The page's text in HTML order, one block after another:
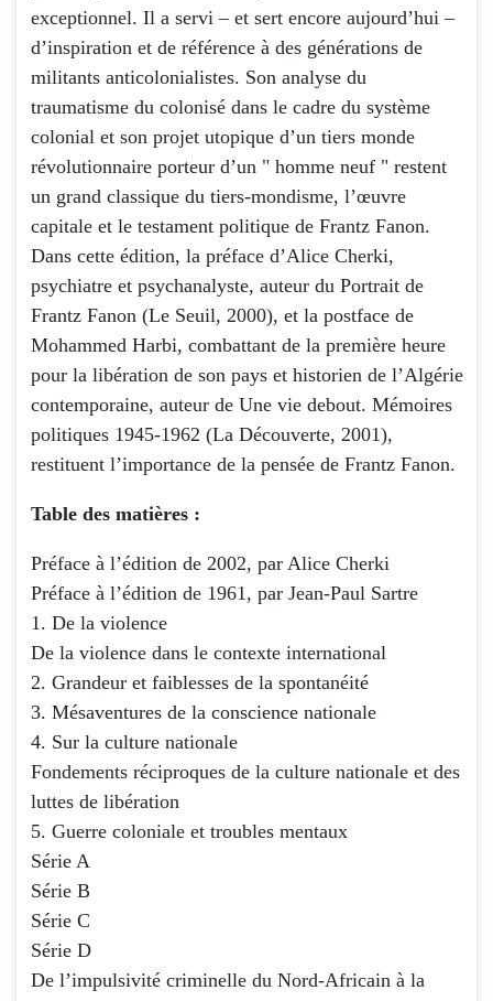
exceptionnel. Il a servi – et sert encore aujourd’hui –
d’inspiration et de référence à des générations de
militants anticolonialistes. Son analyse du
traumatisme du colonisé dans le cadre du système
colonial et son projet utopique d’un tiers monde
révolutionnaire porteur d’un " homme neuf " restent
un grand classique du tiers-mondisme, l’œuvre
capitale et le testament politique de Frantz Fanon.
Dans cette édition, la préface d’Alice Cherki,
psychiatre et psychanalyste, auteur du Portrait de
Frantz Fanon (Le Seuil, 2000), et la postface de
Mohammed Harbi, combattant de la première heure
pour la libération de son pays et historien de l’Algérie
contemporaine, auteur de Une vie debout. Mémoires
politiques 1945-1962 (La Découverte, 2001),
restituent l’importance de la pensée de Frantz Fanon.
Table des matières :
Préface à l’édition de 2002, par Alice Cherki
Préface à l’édition de 1961, par Jean-Paul Sartre
1. De la violence
De la violence dans le contexte international
2. Grandeur et faiblesses de la spontanéité
3. Mésaventures de la conscience nationale
4. Sur la culture nationale
Fondements réciproques de la culture nationale et des
luttes de libération
5. Guerre coloniale et troubles mentaux
Série A
Série B
Série C
Série D
De l’impulsivité criminelle du Nord-Africain à la